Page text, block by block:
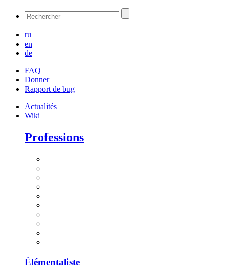
ru
en
de
FAQ
Donner
Rapport de bug
Actualités
Wiki
Professions
Élémentaliste